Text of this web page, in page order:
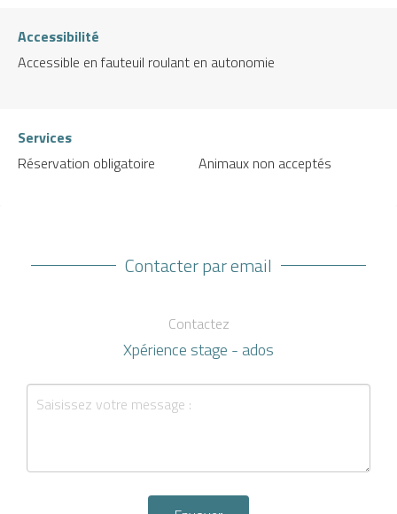
Accessibilité
Accessible en fauteuil roulant en autonomie
Services
Réservation obligatoire
Animaux non acceptés
Contacter par email
Contactez
Xpérience stage - ados